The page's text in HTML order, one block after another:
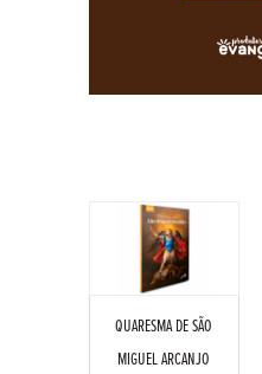
QUARESMA DE SÃO
MIGUEL ARCANJO